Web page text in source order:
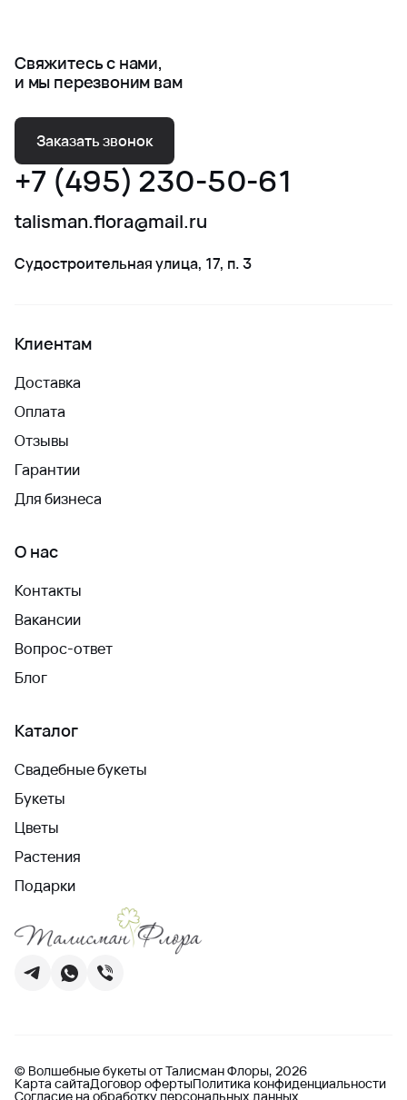
Свяжитесь с нами,
и мы перезвоним вам
Заказать звонок
+7 (495) 230-50-61
talisman.flora@mail.ru
Судостроительная улица, 17, п. 3
Клиентам
Доставка
Оплата
Отзывы
Гарантии
Для бизнеса
О нас
Контакты
Вакансии
Вопрос-ответ
Блог
Каталог
Свадебные букеты
Букеты
Цветы
Растения
Подарки
© Волшебные букеты от Талисман Флоры, 2026
Карта сайтаДоговор офертыПолитика конфиденциальности
Согласие на обработку персональных данных